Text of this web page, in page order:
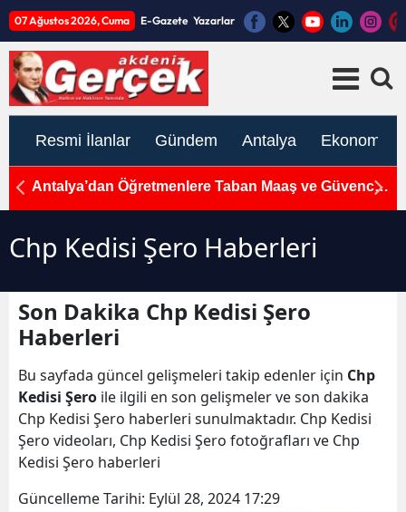
07 Ağustos 2026, Cuma E-Gazete Yazarlar
Resmi İlanlar Gündem Antalya Ekonomi
Antalya’dan Öğretmenlere Taban Maaş ve Güvence
Chp Kedisi Şero Haberleri
Son Dakika Chp Kedisi Şero
Haberleri
Bu sayfada güncel gelişmeleri takip edenler için Chp
Kedisi Şero ile ilgili en son gelişmeler ve son dakika
Chp Kedisi Şero haberleri sunulmaktadır. Chp Kedisi
Şero videoları, Chp Kedisi Şero fotoğrafları ve Chp
Kedisi Şero haberleri
Güncelleme Tarihi: Eylül 28, 2024 17:29